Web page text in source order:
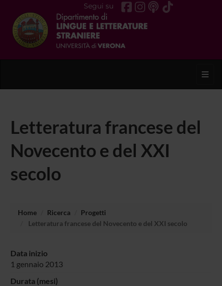
Segui su
Letteratura francese del
Novecento e del XXI
secolo
Home Ricerca
Progetti
Letteratura francese del Novecento e del XXI secolo
Data inizio
1 gennaio 2013
Durata (mesi)